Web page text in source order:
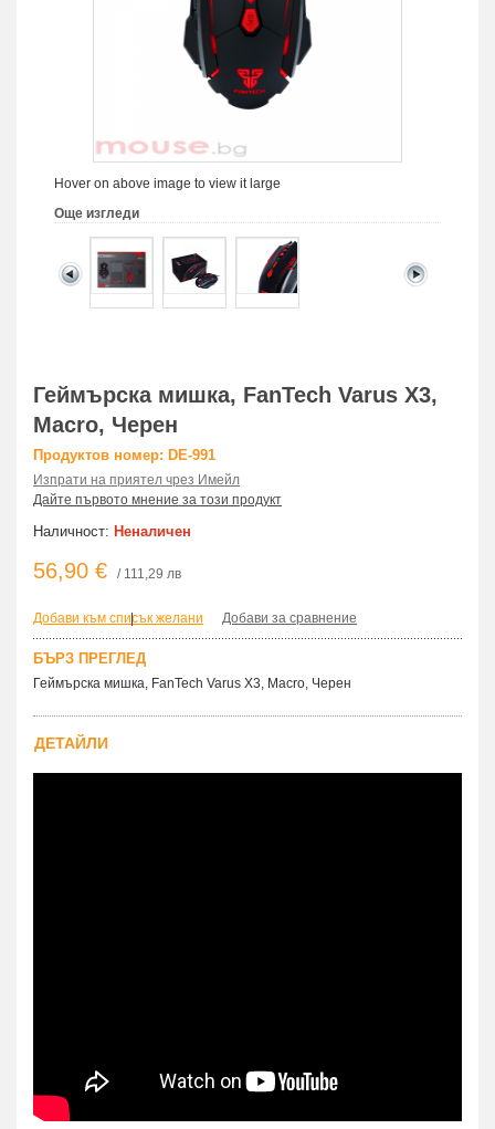
Hover on above image to view it large
Още изгледи
Геймърска мишка, FanTech Varus X3,
Macro, Черен
Продуктов номер: DE-991
Изпрати на приятел чрез Имейл
Дайте първото мнение за този продукт
Наличност: Неналичен
56,90 € / 111,29 лв
Добави към списък желани
| Добави за сравнение
БЪРЗ ПРЕГЛЕД
Геймърска мишка, FanTech Varus X3, Macro, Черен
ДЕТАЙЛИ